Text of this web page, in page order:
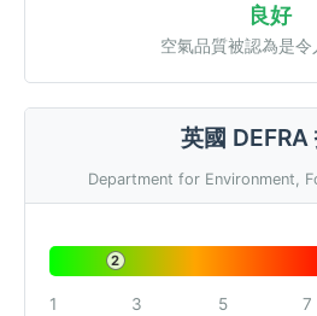
良好
空氣品質被認為是令
英國 DEFRA
Department for Environment,
2
1 3 5 7